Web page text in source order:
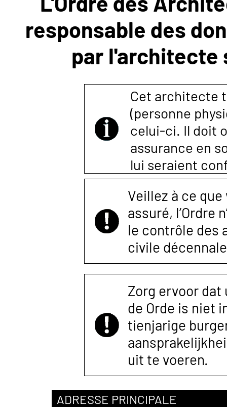
NOUS
CONTACTER
responsable des
par l'architecte
Cet architecte
(personne
celui-ci. Il doit
assurance en
lui seraient
Veillez à ce
assuré, l’Ordre
le contrôle des
civile
Zorg ervoor
de Orde is niet
tienjarige
uit te voeren.
ADRESSE PRINCIPALE